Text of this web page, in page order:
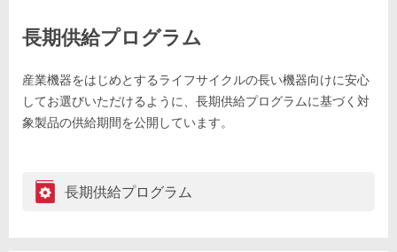
長期供給プログラム
産業機器をはじめとするライフサイクルの長い機器向けに安心
してお選びいただけるように、長期供給プログラムに基づく対
象製品の供給期間を公開しています。
長期供給プログラム